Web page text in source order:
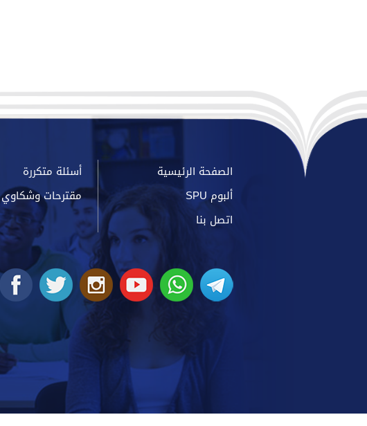
الصفحة الرئيسية أسئلة متكررة
ألبوم SPU
مقترحات وشكاوي
اتصل بنا